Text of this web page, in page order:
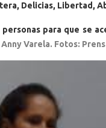
Delicias, Libertad,
para que se
Anny Varela. Fotos: